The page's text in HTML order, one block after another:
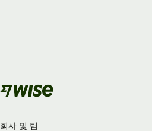
회사 및 팀